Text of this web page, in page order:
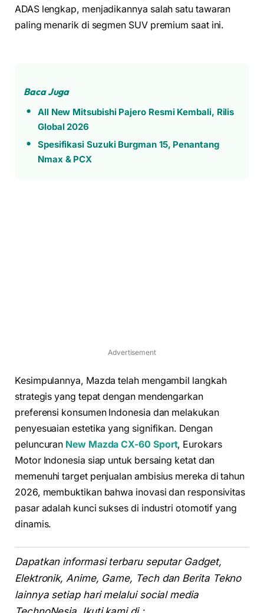
ADAS lengkap, menjadikannya salah satu tawaran
paling menarik di segmen SUV premium saat ini.
Baca Juga
All New Mitsubishi Pajero Resmi Kembali, Rilis
Global 2026
Spesifikasi Suzuki Burgman 15, Penantang
Nmax & PCX
Advertisement
Kesimpulannya, Mazda telah mengambil langkah
strategis yang tepat dengan mendengarkan
preferensi konsumen Indonesia dan melakukan
penyesuaian estetika yang signifikan. Dengan
peluncuran New Mazda CX-60 Sport, Eurokars
Motor Indonesia siap untuk bersaing ketat dan
memenuhi target penjualan ambisius mereka di tahun
2026, membuktikan bahwa inovasi dan responsivitas
pasar adalah kunci sukses di industri otomotif yang
dinamis.
Dapatkan informasi terbaru seputar Gadget,
Elektronik, Anime, Game, Tech dan Berita Tekno
lainnya setiap hari melalui social media